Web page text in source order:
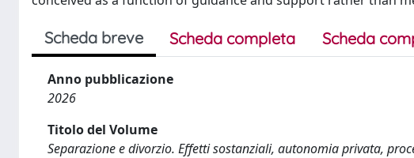
Scheda breve Scheda completa Scheda
Anno pubblicazione
2026
Titolo del Volume
Separazione e divorzio. Effetti sostanziali, autonomia privata,